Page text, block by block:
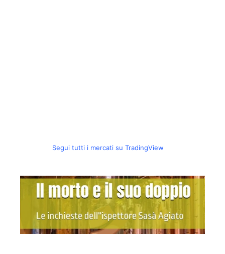
Segui tutti i mercati su TradingView